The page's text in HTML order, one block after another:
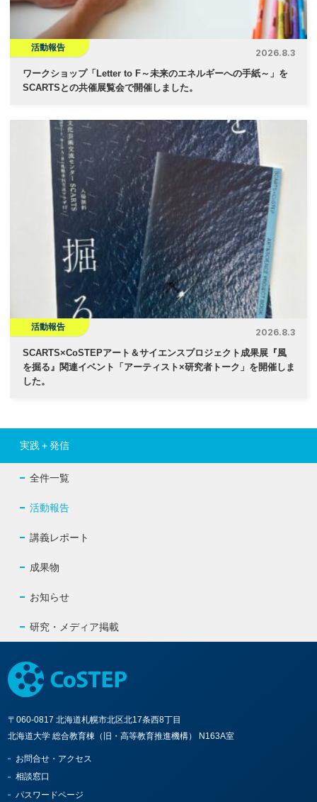
活動報告
2026.8.3
ワークショップ「Letter to F～未来のエネルギーへの手紙～」を
SCARTSとの共催展覧会で開催しました。
活動報告
2026.8.3
SCARTS×CoSTEPアート＆サイエンスプロジェクト成果展『風
を掘る』関連イベント「アーティスト×研究者トーク」を開催しま
した。
実践＋発信
全件一覧
活動報告
講義レポート
成果物
お知らせ
研究・メディア掲載
〒060-0817 北海道札幌市北区北17条西8丁目
北海道大学 総合教育棟（旧・高等教育推進機構） N163A室
お問合せ・アクセス
相談窓口
パスワードページ